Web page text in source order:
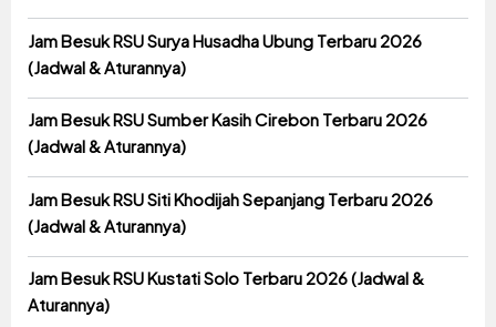
Jam Besuk RSU Surya Husadha Ubung Terbaru 2026
(Jadwal & Aturannya)
Jam Besuk RSU Sumber Kasih Cirebon Terbaru 2026
(Jadwal & Aturannya)
Jam Besuk RSU Siti Khodijah Sepanjang Terbaru 2026
(Jadwal & Aturannya)
Jam Besuk RSU Kustati Solo Terbaru 2026 (Jadwal &
Aturannya)